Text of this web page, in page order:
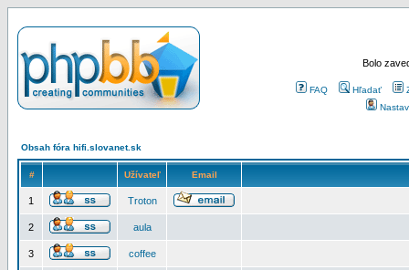
Bolo
FAQ Hľadať
Obsah fóra hifi.slovanet.sk
# Užívateľ Email
1 Troton
2 aula
3 coffee